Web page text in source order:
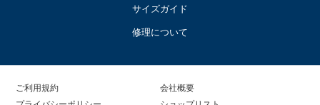
サイズガイド
修理について
ご利用規約
会社概要